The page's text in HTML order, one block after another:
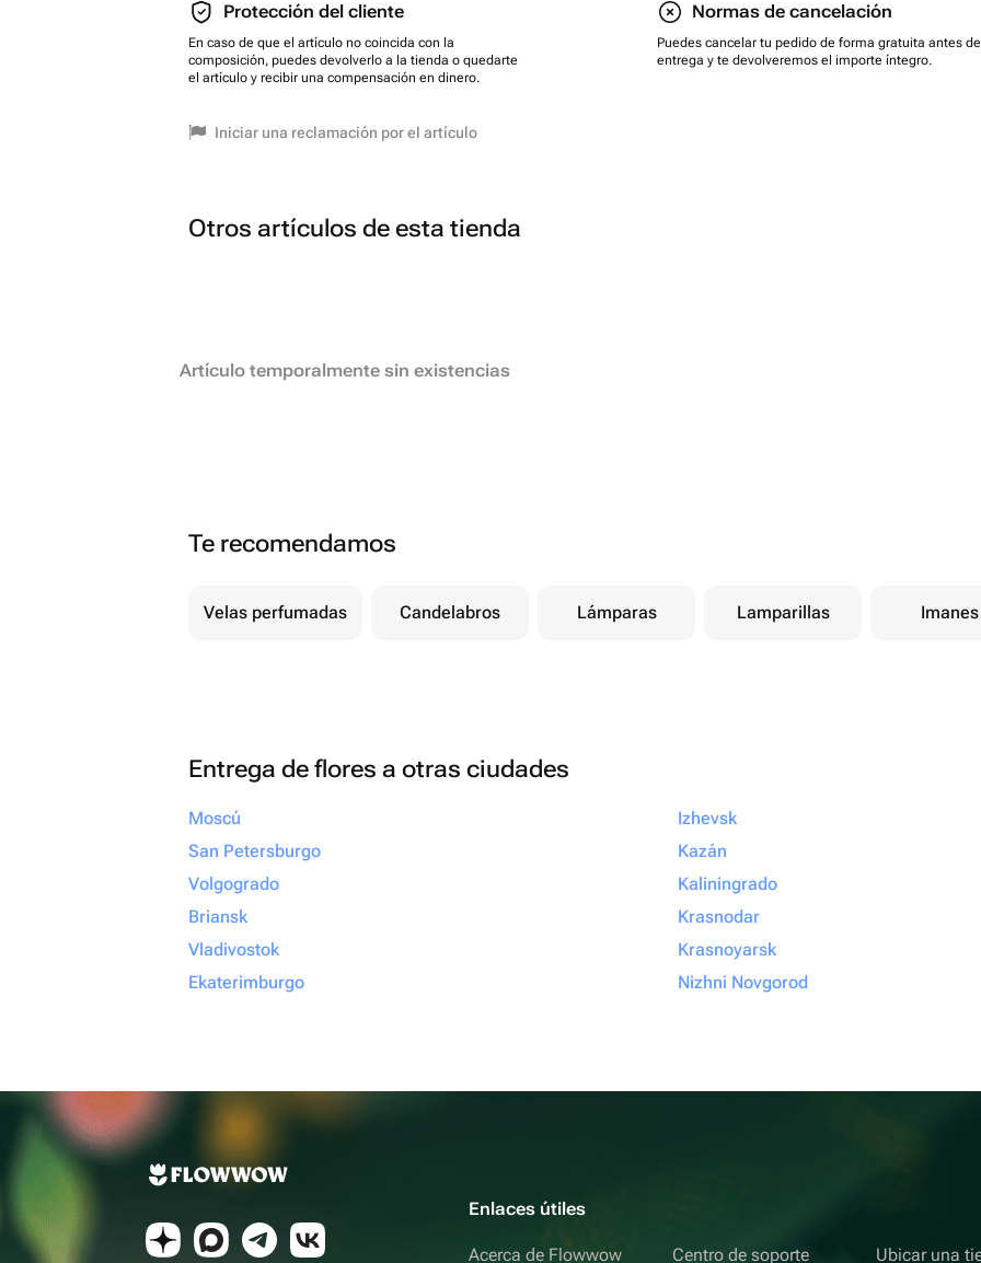
Protección del cliente
En caso de que el artículo no coincida con la
composición, puedes devolverlo a la tienda o quedarte
el artículo y recibir una compensación en dinero.
Normas de cancelación
Puedes cancelar tu pedido de forma gratuita antes
entrega y te devolveremos el importe íntegro.
Iniciar una reclamación por el artículo
Otros artículos de esta tienda
Artículo temporalmente sin existencias
Te recomendamos
Velas perfumadas Candelabros Lámparas Lamparillas Imanes
Entrega de flores a otras ciudades
Moscú
San Petersburgo
Volgogrado
Briansk
Vladivostok
Ekaterimburgo
Izhevsk
Kazán
Kaliningrado
Krasnodar
Krasnoyarsk
Nizhni Novgorod
Enlaces útiles
Acerca de Flowwow Centro de soporte Ubicar una